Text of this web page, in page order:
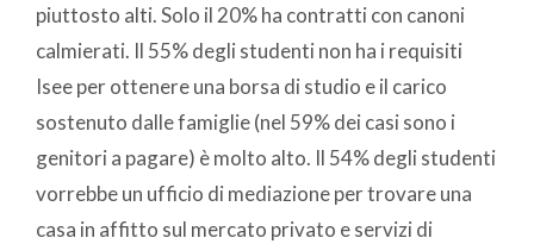
piuttosto alti. Solo il 20% ha contratti con canoni
calmierati. Il 55% degli studenti non ha i requisiti
Isee per ottenere una borsa di studio e il carico
sostenuto dalle famiglie (nel 59% dei casi sono i
genitori a pagare) è molto alto. Il 54% degli studenti
vorrebbe un ufficio di mediazione per trovare una
casa in affitto sul mercato privato e servizi di